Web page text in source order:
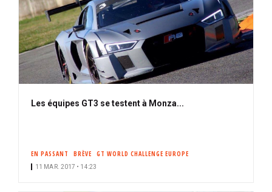
Les équipes GT3 se testent à Monza...
EN PASSANT BRÈVE GT WORLD CHALLENGE EUROPE
11 MAR. 2017 • 14:23